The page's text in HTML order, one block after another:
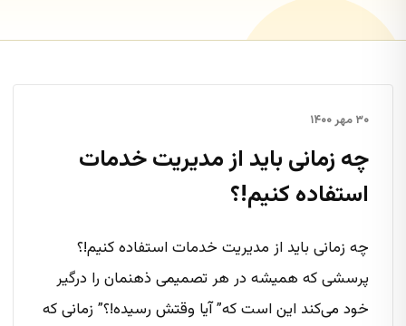
۳۰ مهر ۱۴۰۰
چه زمانی باید از مدیریت خدمات
استفاده کنیم!؟
چه زمانی باید از مدیریت خدمات استفاده کنیم!؟
پرسشی که همیشه در هر تصمیمی ذهنمان را درگیر
خود می‌کند این است که” آیا وقتش رسیده!؟” زمانی که